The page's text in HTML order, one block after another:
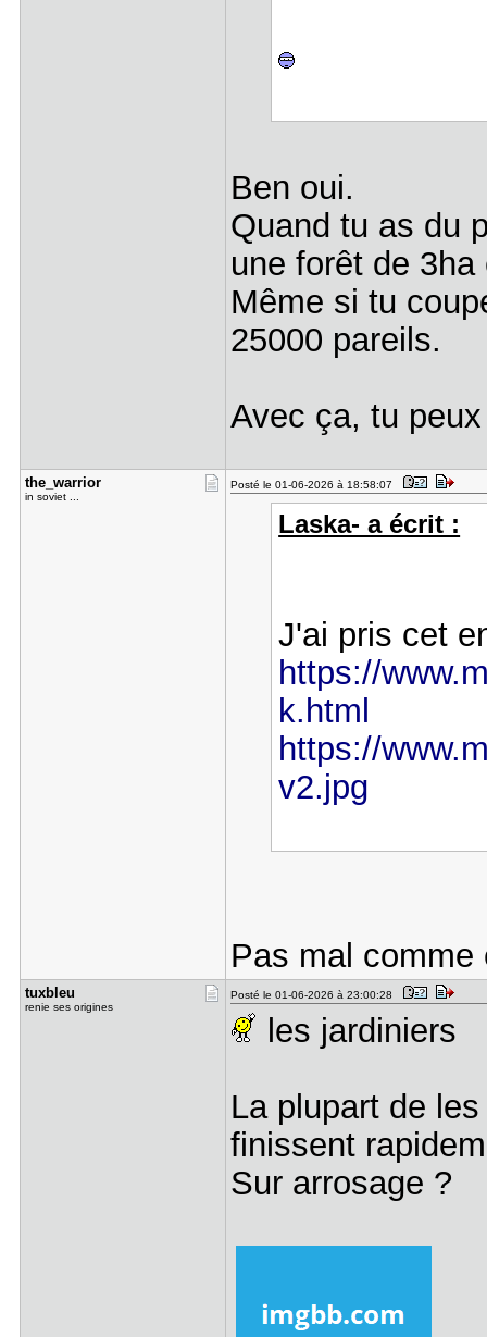
Ben oui.
Quand tu as du
une forêt de
Même si tu
25000 pareils.
Avec ça, tu
the_warrio​r
in soviet ...
Posté le 01-06-2026 à 18:58:07
Laska- a écrit :
J'ai pris cet
https://
k.html
https://
v2.jpg
Pas mal
tuxbleu
renie ses origines
Posté le 01-06-2026 à 23:00:28
les jardiniers
La plupart de
finissent
Sur arrosage ?